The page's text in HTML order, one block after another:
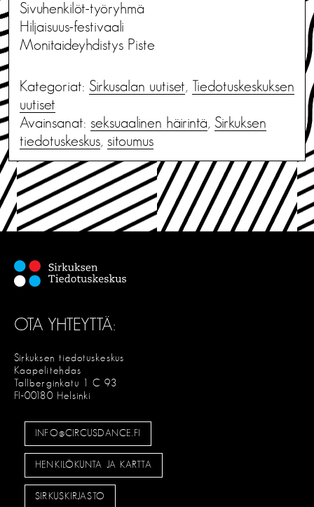
Sivuhenkilöt-työryhmä
Hiljaisuus-festivaali
Monitaideyhdistys Piste
Kategoriat: Sirkusalan uutiset, Tiedotus­keskuksen
uutiset
Avainsanat: seksuaalinen häirintä, Sirkuksen
tiedotuskeskus, sitoumus
OTA YHTEYTTÄ:
Sirkuksen tiedotuskeskus
Kaapelitehdas
Tallberginkatu 1 C 93
FI-00180 Helsinki
INFO@CIRCUSDANCE.FI
HENKILÖKUNTA JA KARTTA
SIRKUSKIRJASTO